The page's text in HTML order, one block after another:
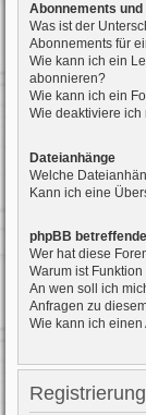
Abonnements
Was ist der
Abonnements für
Wie kann ich ein
abonnieren?
Wie kann ich ein
Wie deaktiviere ich
Dateianhänge
Welche
Kann ich eine
phpBB
Wer hat diese
Warum ist
An wen soll ich
Anfragen zu
Wie kann ich